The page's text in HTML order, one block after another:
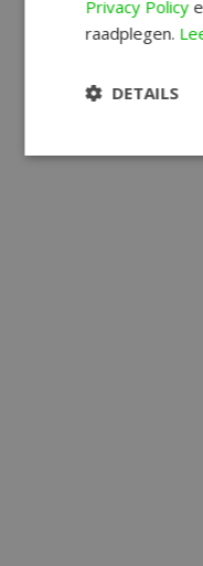
Privacy Policy
raadplegen.
DETAILS